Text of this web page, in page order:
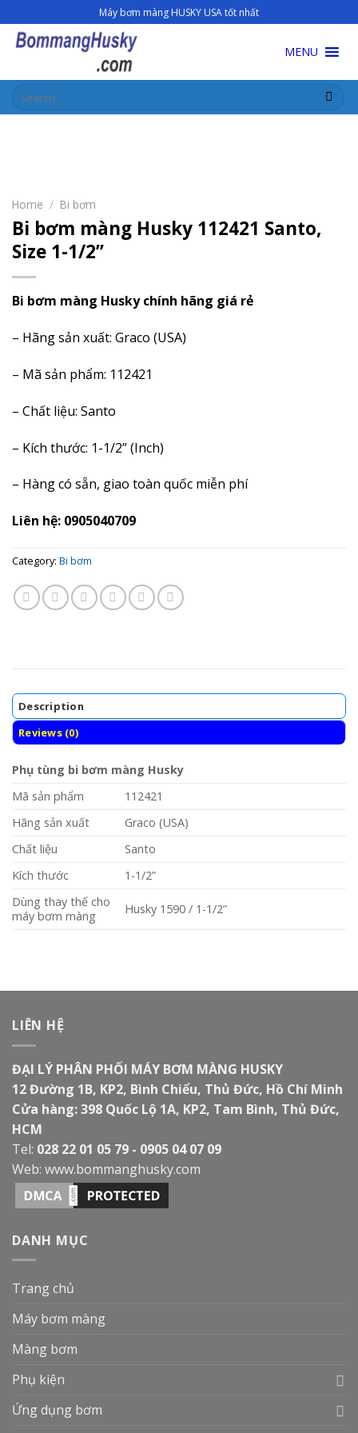
to
content
Máy bơm màng HUSKY USA tốt nhất
MENU
for:
Home / Bi bơm
Bi bơm màng Husky 112421 Santo,
Size 1-1/2’’
Bi bơm màng Husky chính hãng giá rẻ
– Hãng sản xuất: Graco (USA)
– Mã sản phẩm: 112421
– Chất liệu: Santo
– Kích thước: 1-1/2” (Inch)
– Hàng có sẵn, giao toàn quốc miễn phí
Liên hệ: 0905040709
Category: Bi bơm
Description
Reviews (0)
Phụ tùng bi bơm màng Husky
Mã sản phẩm
112421
Hãng sản xuất
Graco (USA)
Chất liệu
Santo
Kích thước
1-1/2”
Dùng thay thế cho
máy bơm màng
Husky 1590 / 1-1/2”
LIÊN HỆ
ĐẠI LÝ PHÂN PHỐI MÁY BƠM MÀNG HUSKY
12 Đường 1B, KP2, Bình Chiểu, Thủ Đức, Hồ Chí Minh
Cửa hàng: 398 Quốc Lộ 1A, KP2, Tam Bình, Thủ Đức,
HCM
Tel: 028 22 01 05 79 - 0905 04 07 09
Web: www.bommanghusky.com
DANH MỤC
Trang chủ
Máy bơm màng
Màng bơm
Phụ kiện
Ứng dụng bơm